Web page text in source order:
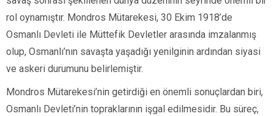
rol oynamıştır. Mondros Mütarekesi, 30 Ekim 1918’de
Osmanlı Devleti ile Müttefik Devletler arasında imzalanmış
olup, Osmanlı’nın savaşta yaşadığı yenilginin ardından siyasi
ve askeri durumunu belirlemiştir.
Mondros Mütarekesi’nin getirdiği en önemli sonuçlardan biri,
Osmanlı Devleti’nin topraklarının işgal edilmesidir. Bu süreç,